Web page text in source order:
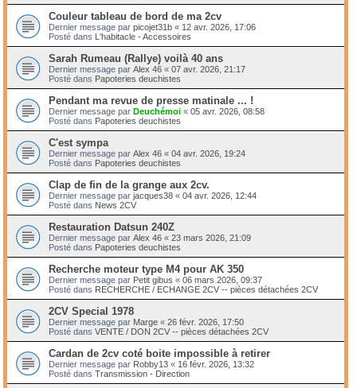
Couleur tableau de bord de ma 2cv
Dernier message par picojet31b « 12 avr. 2026, 17:06
Posté dans L'habitacle - Accessoires
Sarah Rumeau (Rallye) voilà 40 ans
Dernier message par Alex 46 « 07 avr. 2026, 21:17
Posté dans Papoteries deuchistes
Pendant ma revue de presse matinale ... !
Dernier message par Deuchémoi « 05 avr. 2026, 08:58
Posté dans Papoteries deuchistes
C'est sympa
Dernier message par Alex 46 « 04 avr. 2026, 19:24
Posté dans Papoteries deuchistes
Clap de fin de la grange aux 2cv.
Dernier message par jacques38 « 04 avr. 2026, 12:44
Posté dans News 2CV
Restauration Datsun 240Z
Dernier message par Alex 46 « 23 mars 2026, 21:09
Posté dans Papoteries deuchistes
Recherche moteur type M4 pour AK 350
Dernier message par Petit gibus « 06 mars 2026, 09:37
Posté dans RECHERCHE / ECHANGE 2CV -- pièces détachées 2CV
2CV Special 1978
Dernier message par Marge « 26 févr. 2026, 17:50
Posté dans VENTE / DON 2CV -- pièces détachées 2CV
Cardan de 2cv coté boite impossible à retirer
Dernier message par Robby13 « 16 févr. 2026, 13:32
Posté dans Transmission - Direction